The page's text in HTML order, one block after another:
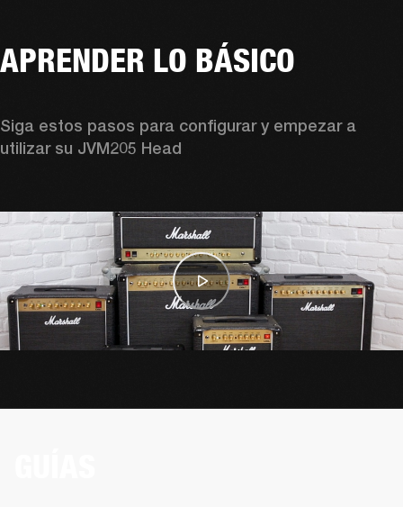
APRENDER LO BÁSICO
Siga estos pasos para configurar y empezar a
utilizar su JVM205 Head